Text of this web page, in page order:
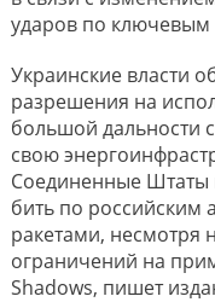
ударов по ключевым
Украинские власти
разрешения на
большой дальности
свою
Соединенные Штаты
бить по
ракетами, несмотря
ограничений на
Shadows, пишет